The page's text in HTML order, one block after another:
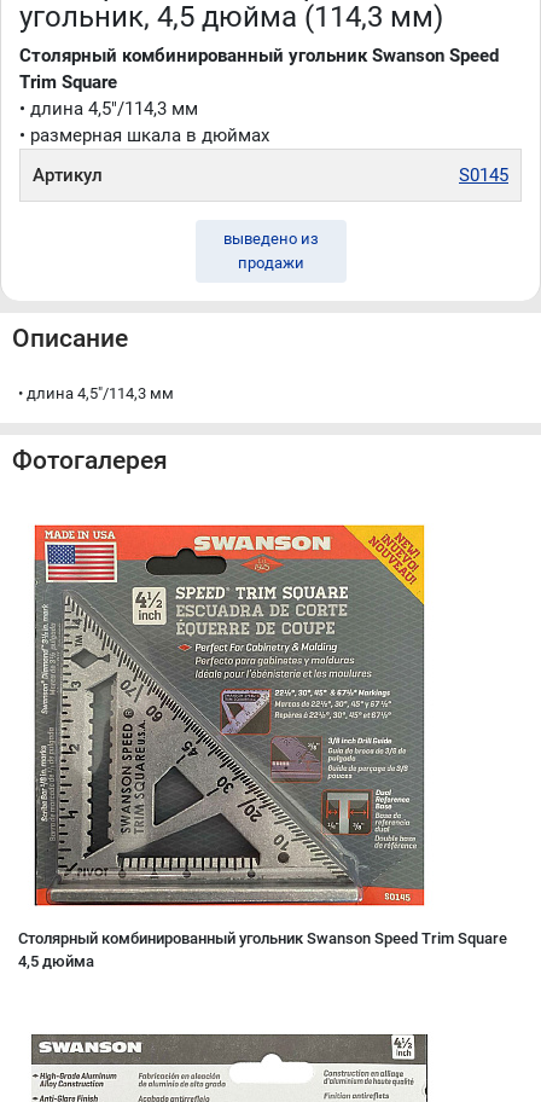
угольник, 4,5 дюйма (114,3 мм)
Столярный комбинированный угольник Swanson Speed
Trim Square
• длина 4,5"/114,3 мм
• размерная шкала в дюймах
Артикул
S0145
выведено из
продажи
Описание
• длина 4,5"/114,3 мм
Фотогалерея
Столярный комбинированный угольник Swanson Speed Trim Square
4,5 дюйма